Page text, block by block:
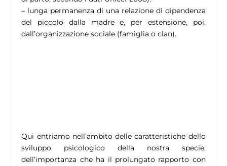
– lunga permanenza di una relazione di dipendenza
del piccolo dalla madre e, per estensione, poi,
dall’organizzazione sociale (famiglia o clan).
Qui entriamo nell’ambito delle caratteristiche dello
sviluppo psicologico della nostra specie,
dell’importanza che ha il prolungato rapporto con